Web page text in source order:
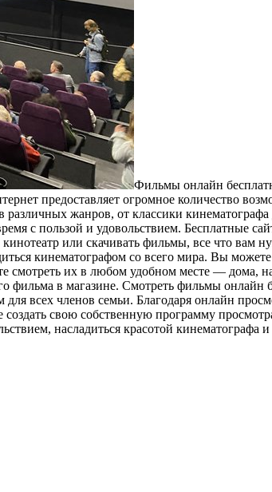
Фильмы oнлaйн
предоставляет огромное количество
жанров, от классики
с пользой и удовольствием. Бесплатные
или скачивать фильмы, все что вам
кинематографом со всего мира. Вы
смотреть их в любом удобном месте — дома,
фильма в магазине. Смотреть фильмы
всех членов семьи. Благодаря онлайн
свою собственную программу
насладиться красотой кинематографа и